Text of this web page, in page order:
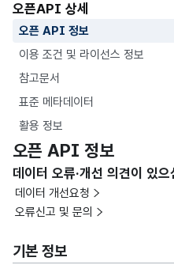
오픈API 상세
오픈 API 정보
이용 조건 및 라이선스 정보
참고문서
표준 메타데이터
활용 정보
오픈 API 정보
데이터 오류·개선 의견이 있
데이터 개선요청
오류신고 및 문의
기본 정보